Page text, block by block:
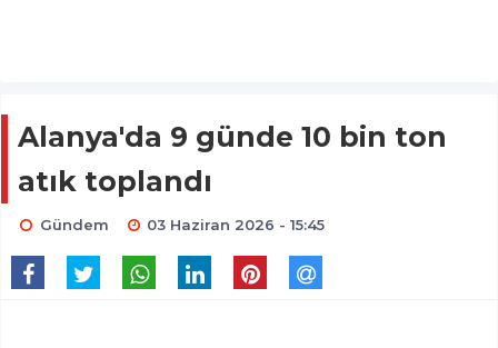
Alanya'da 9 günde 10 bin ton
atık toplandı
Gündem 03 Haziran 2026 - 15:45